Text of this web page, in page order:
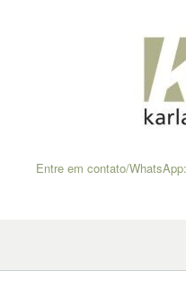
Entre em contato/